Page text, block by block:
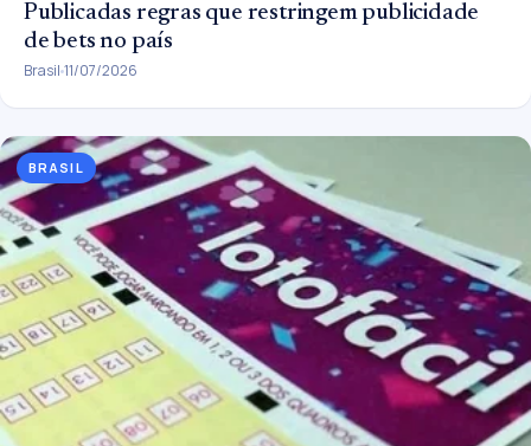
Publicadas regras que restringem publicidade
de bets no país
Brasil 11/07/2026
BRASIL